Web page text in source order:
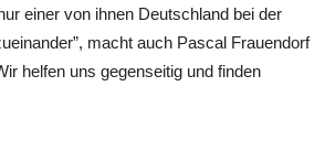
einer von ihnen Deutschland bei der
macht auch Pascal Frauendorf
helfen uns gegenseitig und finden